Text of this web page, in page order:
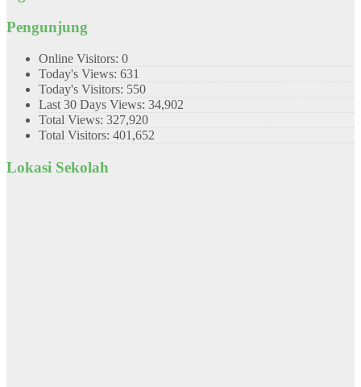
Pengunjung
Online Visitors: 0
Today's Views: 631
Today's Visitors: 550
Last 30 Days Views: 34,902
Total Views: 327,920
Total Visitors: 401,652
Lokasi Sekolah